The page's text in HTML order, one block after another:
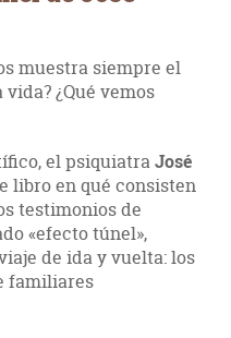
muestra siempre el
¿Qué vemos
el psiquiatraJosé
libro en qué consisten
testimonios de
«efecto túnel»,
de ida y vuelta: los
familiares